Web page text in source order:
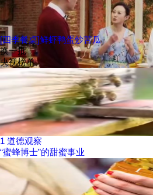
[四季餐桌]鲜虾鸭蛋炒苦瓜
换一批
央视榜单
1 道德观察
“蜜蜂博士”的甜蜜事业